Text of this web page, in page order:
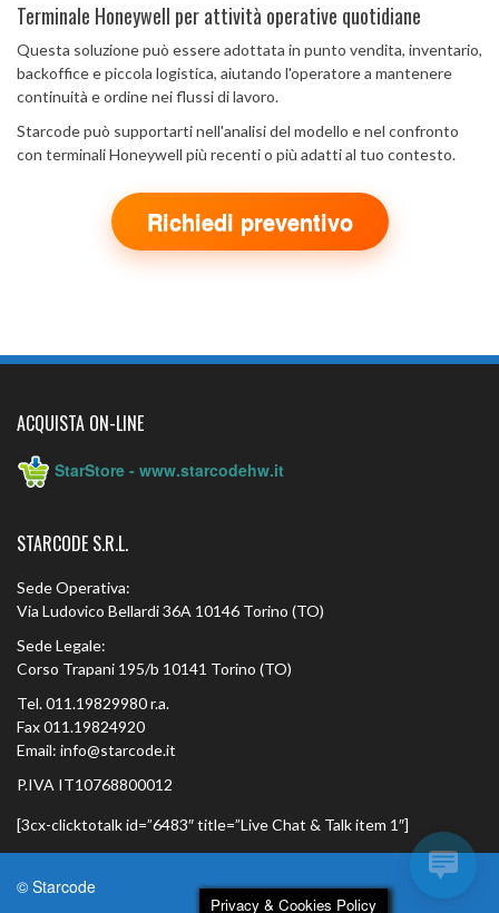
Terminale Honeywell per attività operative quotidiane
Questa soluzione può essere adottata in punto vendita, inventario,
backoffice e piccola logistica, aiutando l'operatore a mantenere
continuità e ordine nei flussi di lavoro.
Starcode può supportarti nell'analisi del modello e nel confronto
con terminali Honeywell più recenti o più adatti al tuo contesto.
Richiedi preventivo
ACQUISTA ON-LINE
StarStore - www.starcodehw.it
STARCODE S.R.L.
Sede Operativa:
Via Ludovico Bellardi 36A 10146 Torino (TO)
Sede Legale:
Corso Trapani 195/b 10141 Torino (TO)
Tel. 011.19829980 r.a.
Fax 011.19824920
Email: info@starcode.it
P.IVA IT10768800012
[3cx-clicktotalk id=”6483″ title=”Live Chat & Talk item 1″]
© Starcode
Privacy & Cookies Policy